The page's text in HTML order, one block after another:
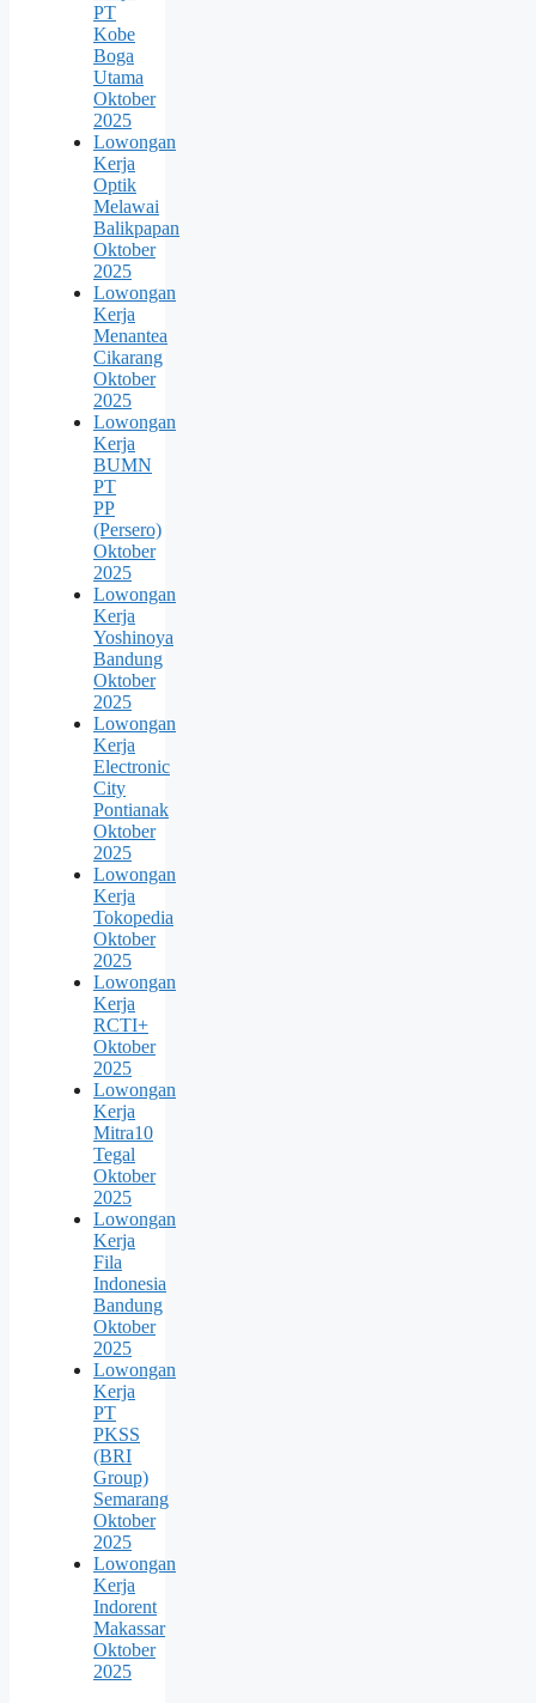
PT
Kobe
Boga
Utama
Oktober
2025
Lowongan
Kerja
Optik
Melawai
Balikpapan
Oktober
2025
Lowongan
Kerja
Menantea
Cikarang
Oktober
2025
Lowongan
Kerja
BUMN
PT
PP
(Persero)
Oktober
2025
Lowongan
Kerja
Yoshinoya
Bandung
Oktober
2025
Lowongan
Kerja
Electronic
City
Pontianak
Oktober
2025
Lowongan
Kerja
Tokopedia
Oktober
2025
Lowongan
Kerja
RCTI+
Oktober
2025
Lowongan
Kerja
Mitra10
Tegal
Oktober
2025
Lowongan
Kerja
Fila
Indonesia
Bandung
Oktober
2025
Lowongan
Kerja
PT
PKSS
(BRI
Group)
Semarang
Oktober
2025
Lowongan
Kerja
Indorent
Makassar
Oktober
2025